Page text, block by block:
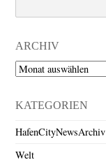
ARCHIV
Archiv
KATEGORIEN
HafenCityNewsArchiv
Welt